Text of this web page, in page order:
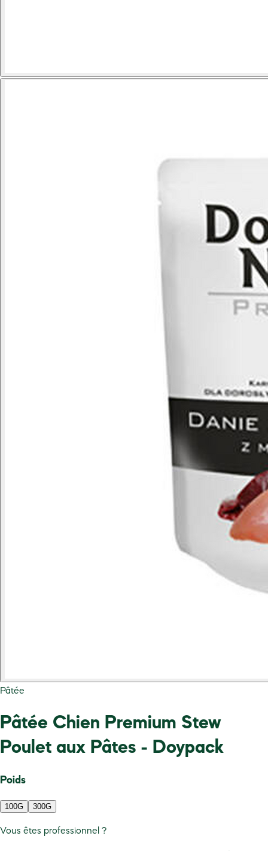
Pâtée
Pâtée Chien Premium Stew
Poulet aux Pâtes - Doypack
Poids
100G 300G
Vous êtes professionnel ?